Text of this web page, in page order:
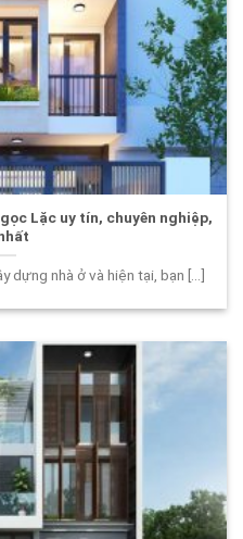
Lặc uy tín, chuyên nghiệp,
dựng nhà ở và hiện tại, bạn [...]